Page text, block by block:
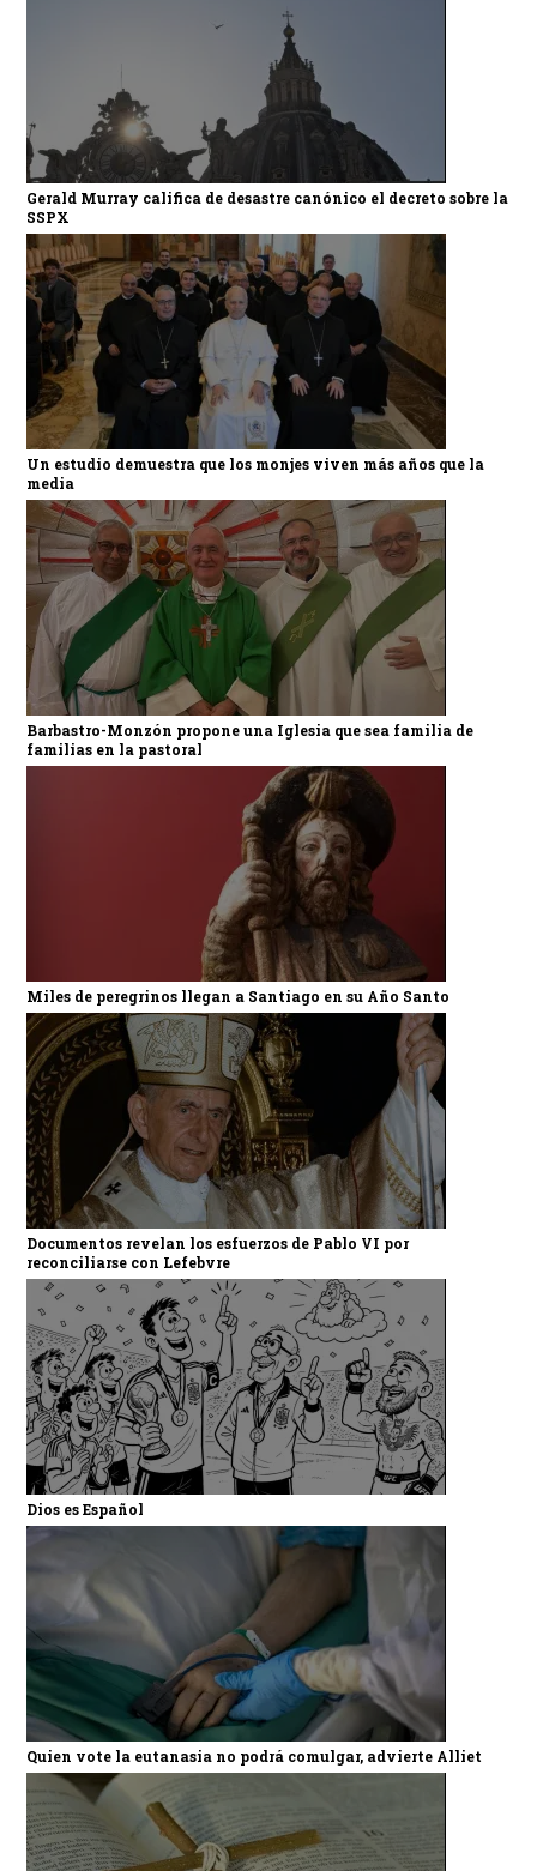
Gerald Murray califica de desastre canónico el decreto sobre la
SSPX
Un estudio demuestra que los monjes viven más años que la
media
Barbastro-Monzón propone una Iglesia que sea familia de
familias en la pastoral
Miles de peregrinos llegan a Santiago en su Año Santo
Documentos revelan los esfuerzos de Pablo VI por
reconciliarse con Lefebvre
Dios es Español
Quien vote la eutanasia no podrá comulgar, advierte Alliet